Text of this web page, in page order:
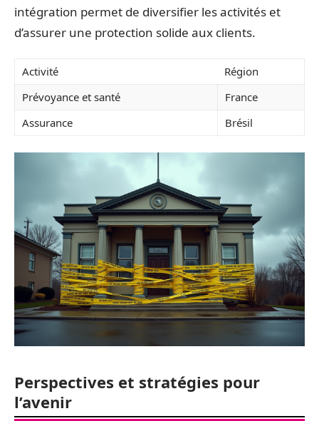
intégration permet de diversifier les activités et
d’assurer une protection solide aux clients.
Activité
Région
Prévoyance et santé
France
Assurance
Brésil
Perspectives et stratégies pour
l’avenir